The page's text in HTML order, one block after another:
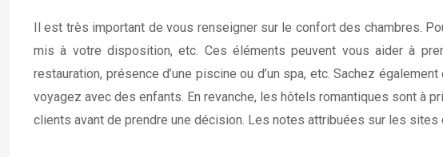
Il est très important de vous renseigner sur le confort des chambres.
mis à votre disposition, etc. Ces éléments peuvent vous aider à
restauration, présence d’une piscine ou d’un spa, etc. Sachez
voyagez avec des enfants. En revanche, les hôtels romantiques sont à
clients avant de prendre une décision. Les notes attribuées sur les